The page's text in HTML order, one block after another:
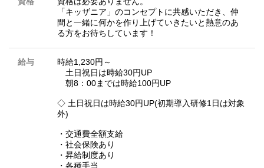
「キッザニア」のコンセプトに共感いただき、仲
間と一緒に何かを作り上げていきたいと熱意のあ
る方をお待ちしています！
給与
時給1,230円～
土日祝日は時給30円UP
朝8：00までは時給100円UP
◇ 土日祝日は時給30円UP(初期導入研修1日は対象
外)
・交通費全額支給
・社会保険あり
・昇給制度あり
・各種手当